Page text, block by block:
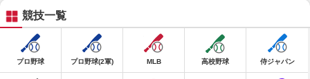
競技一覧
プロ野球 プロ野球(2軍) MLB 高校野球 侍ジャパン